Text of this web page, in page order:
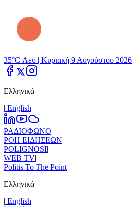
35°C Λευ | Κυριακή 9 Αυγούστου 2026
Ελληνικά
| Εnglish
ΡΑΔΙΟΦΩΝΟ|
ΡΟΗ ΕΙΔΗΣΕΩΝ|
POLIGNOSI|
WEB TV|
Politis To The Point
Ελληνικά
| Εnglish